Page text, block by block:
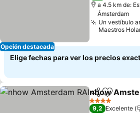
Opción destacada
a 4.5 km de:
Ámsterdam
Un vestíbulo
Maestros
Elige fechas para ver los precios
Compartir
Agregar
nhow
4 Estrellas
9,2 Excelente